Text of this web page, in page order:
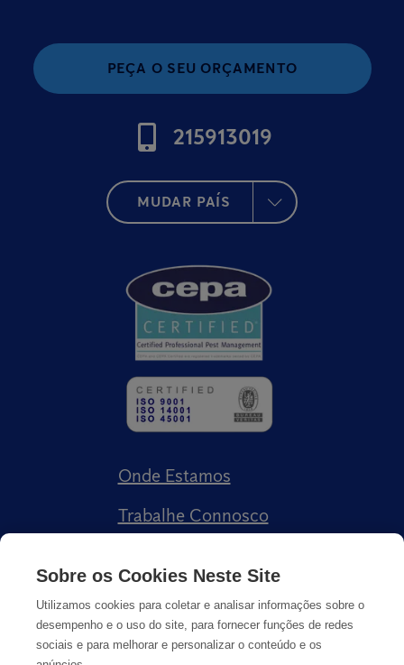
PEÇA O SEU ORÇAMENTO
215913019
MUDAR PAÍS
Onde Estamos
Trabalhe Connosco
Sobre os Cookies Neste Site
Utilizamos cookies para coletar e analisar informações sobre o
desempenho e o uso do site, para fornecer funções de redes
sociais e para melhorar e personalizar o conteúdo e os